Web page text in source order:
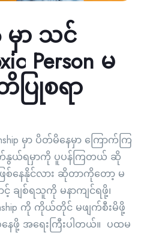
မှာ သင်
Person မ
ပြုစရာ
မှာ ပိတ်မိနေမှာ ကြောက်ကြ
နွယ်ရမှာကို ပူပန်ကြတယ် ဆို
စ်နေနိုင်လား ဆိုတာကိုတော့ မ
ချစ်ရသူကို မနာကျင်ရဖို့၊
ကို ကိုယ်တိုင် မဖျက်စီးမိဖို့
ေဖို့ အရေးကြီးပါတယ်။ ပထမ